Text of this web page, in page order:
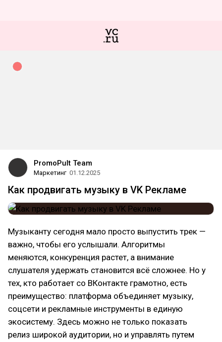
PromoPult Team
Маркетинг 01.12.2025
Как продвигать музыку в VK Рекламе
Музыканту сегодня мало просто выпустить трек —
важно, чтобы его услышали. Алгоритмы
меняются, конкуренция растет, а внимание
слушателя удержать становится всё сложнее. Но у
тех, кто работает со ВКонтакте грамотно, есть
преимущество: платформа объединяет музыку,
соцсети и рекламные инструменты в единую
экосистему. Здесь можно не только показать
релиз широкой аудитории, но и управлять путем